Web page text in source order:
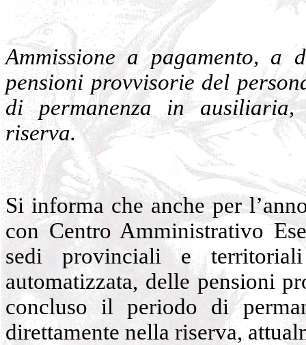
Ammissione a pagamento, a
pensioni provvisorie del
di permanenza in ausiliaria,
riserva.
Si informa che anche per
con Centro Amministrativo
sedi provinciali e territoriali
automatizzata, delle pensioni
concluso il periodo di
direttamente nella riserva,